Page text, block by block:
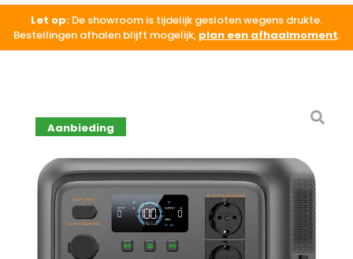
Let op: De showroom is tijdelijk gesloten wegens drukte.
Bestellingen afhalen blijft mogelijk, plan een afhaalmoment.
Aanbieding